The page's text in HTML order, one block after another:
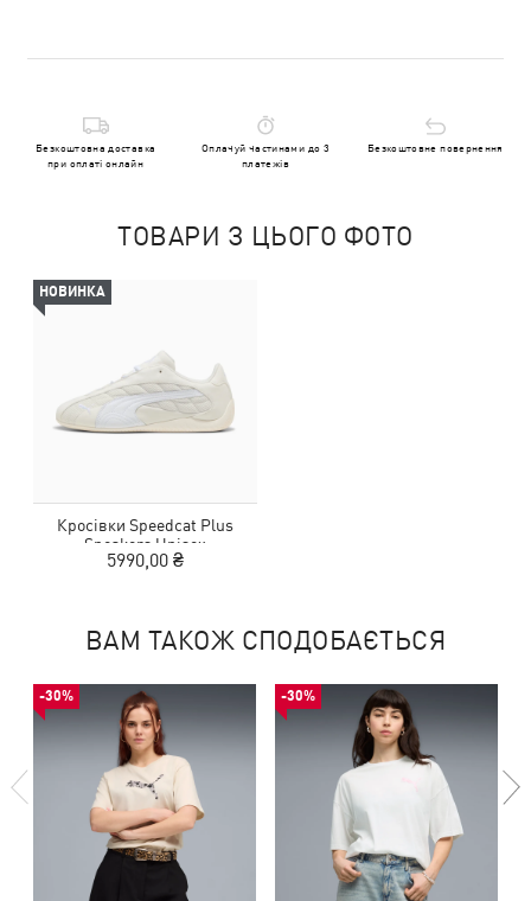
Безкоштовна доставка
при оплаті онлайн
Оплачуй частинами до 3
платежів
Безкоштовне повернення
ТОВАРИ З ЦЬОГО ФОТО
НОВИНКА
Кросівки Speedcat Plus
Sneakers Unisex
5990,00 ₴
ВАМ ТАКОЖ СПОДОБАЄТЬСЯ
-30% -30%